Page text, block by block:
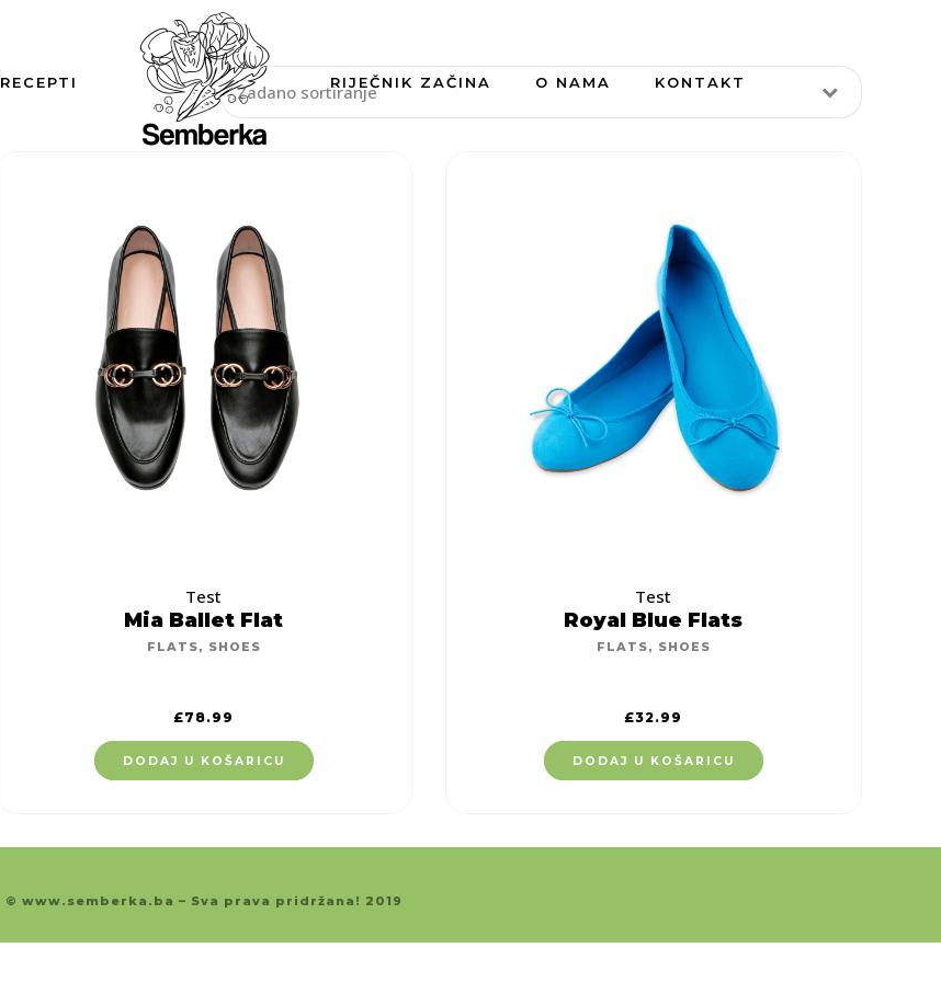
RECEPTI RIJEČNIK ZAČINA O NAMA KONTAKT
Zadano sortiranje
Test
Mia Ballet Flat
FLATS, SHOES
£78.99
DODAJ U KOŠARICU
Test
Royal Blue Flats
FLATS, SHOES
£32.99
DODAJ U KOŠARICU
© www.semberka.ba – Sva prava pridržana! 2019